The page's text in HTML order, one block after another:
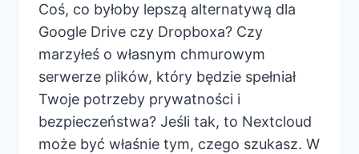
Coś, co byłoby lepszą alternatywą dla
Google Drive czy Dropboxa? Czy
marzyłeś o własnym chmurowym
serwerze plików, który będzie spełniał
Twoje potrzeby prywatności i
bezpieczeństwa? Jeśli tak, to Nextcloud
może być właśnie tym, czego szukasz. W